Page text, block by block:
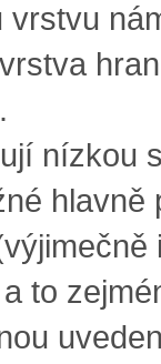
nízkou
hlavně
to